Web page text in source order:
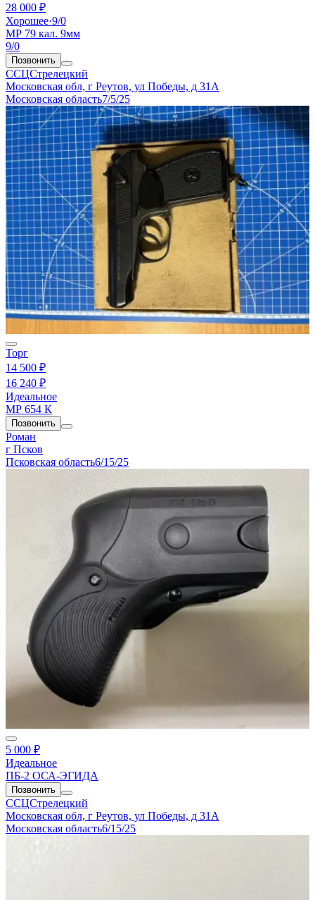
28 000 ₽
Хорошее·9/0
МР 79 кал. 9мм
9/0
Позвонить
ССЦСтрелецкий
Московская обл, г Реутов, ул Победы, д 31А
Московская область7/5/25
Торг
14 500 ₽
16 240 ₽
Идеальное
МР 654 К
Позвонить
Роман
г Псков
Псковская область6/15/25
5 000 ₽
Идеальное
ПБ-2 ОСА-ЭГИДА
Позвонить
ССЦСтрелецкий
Московская обл, г Реутов, ул Победы, д 31А
Московская область6/15/25